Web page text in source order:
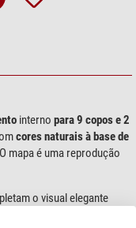
interno para 9 copos e 2
cores naturais à base de
mapa é uma reprodução
o visual elegante